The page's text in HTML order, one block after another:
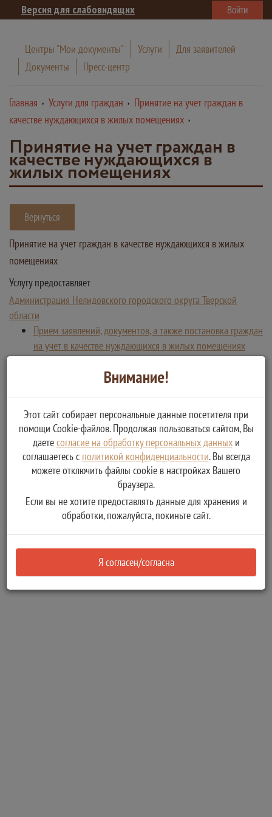
Версия для слабовидящих Войти
Центры "Мои документы" Услуги
Для заявителей
Документы
Пресс-центр
Главная Услуги для граждан
Принятие на учет граждан в
качестве нуждающихся в жилых помещениях
Принятие на учет граждан в
качестве нуждающихся в
жилых помещениях
Вернуться
Принятие на учет граждан в качестве нуждающихся в жилых
помещениях
Услугу предоставляет
Администрация Нелидовского городского округа Тверской
области
Прием заявлений, документов, а также постановка граждан
на учет в качестве нуждающихся в жилых помещениях
Внимание!
Этот сайт собирает персональные данные посетителя при
помощи Cookie-файлов. Продолжая пользоваться сайтом, Вы
даетесогласие на обработку персональных данныхи
соглашаетесь с политикой конфиденциальности. Вы всегда
можете отключить файлы cookie в настройках Вашего
браузера.
Если вы не хотите предоставлять данные для хранения и
обработки, пожалуйста, покиньте сайт.
Я согласен/согласна